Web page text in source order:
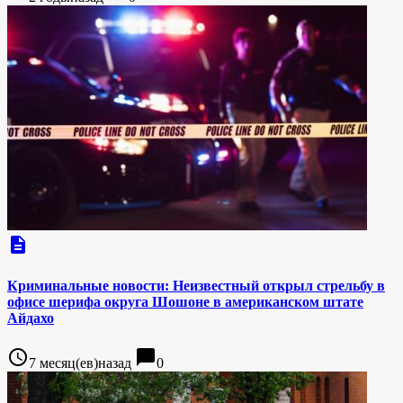
description
Криминальные новости: Неизвестный открыл стрельбу в
офисе шерифа округа Шошоне в американском штате
Айдахо
access_time7 месяц(ев)назад chat_bubble0